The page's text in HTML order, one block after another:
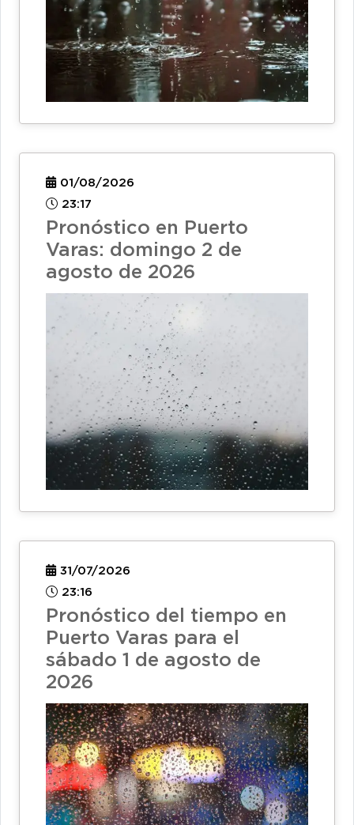
01/08/2026
23:17
Pronóstico en Puerto
Varas: domingo 2 de
agosto de 2026
31/07/2026
23:16
Pronóstico del tiempo en
Puerto Varas para el
sábado 1 de agosto de
2026